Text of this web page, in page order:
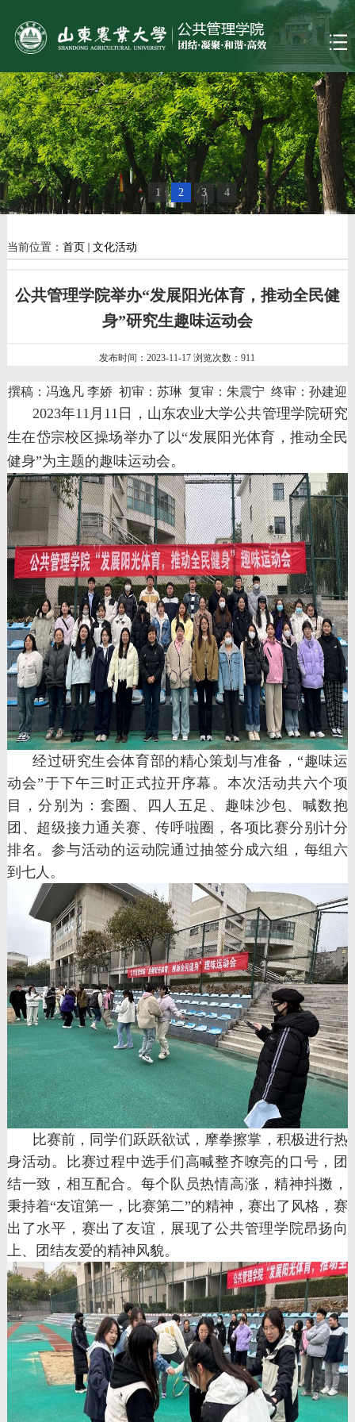
1 2 3 4
当前位置： 首页 文化活动
公共管理学院举办“发展阳光体育，推动全民健
身”研究生趣味运动会
发布时间：2023-11-17 浏览次数：911
撰稿：冯逸凡李娇 初审：苏琳 复审：朱震宁 终审：孙建迎
2023年11 月 11 日，山东农业大学公共管理学院研究
生在岱宗校区操场举办了以“发展阳光体育，推动全民
健身”为主题的趣味运动会。
经过研究生会体育部的精心策划与准备，“趣味运
动会”于下午三时正式拉开序幕。本次活动共六个项
目，分别为：套圈、四人五足、趣味沙包、喊数抱
团、超级接力通关赛、传呼啦圈，各项比赛分别计分
排名。参与活动的运动院通过抽签分成六组，每组六
到七人。
比赛前，同学们跃跃欲试，摩拳擦掌，积极进行热
身活动。比赛过程中选手们高喊整齐嘹亮的口号，团
结一致，相互配合。每个队员热情高涨，精神抖擞，
秉持着“友谊第一，比赛第二”的精神，赛出了风格，赛
出了水平，赛出了友谊，展现了公共管理学院昂扬向
上、团结友爱的精神风貌。